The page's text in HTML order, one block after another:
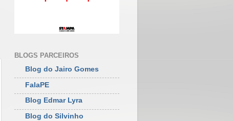
BLOGS PARCEIROS
Blog do Jairo Gomes
FalaPE
Blog Edmar Lyra
Blog do Silvinho